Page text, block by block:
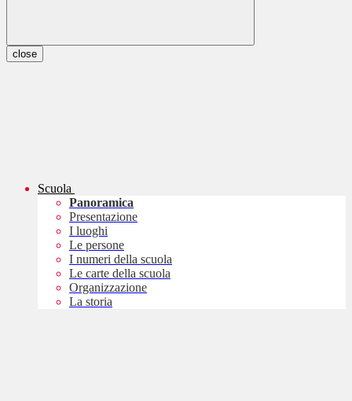
close
Scuola
Panoramica
Presentazione
I luoghi
Le persone
I numeri della scuola
Le carte della scuola
Organizzazione
La storia